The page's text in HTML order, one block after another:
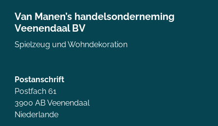
Van Manen’s handelsonderneming
Veenendaal BV
Spielzeug und Wohndekoration
Postanschrift
Postfach 61
3900 AB Veenendaal
Niederlande